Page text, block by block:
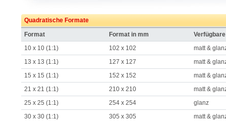
Quadratische Formate
Format
Format in mm
10 x 10 (1:1)
102 x 102
matt &
13 x 13 (1:1)
127 x 127
matt &
15 x 15 (1:1)
152 x 152
matt &
21 x 21 (1:1)
210 x 210
matt &
25 x 25 (1:1)
254 x 254
glanz
30 x 30 (1:1)
305 x 305 matt &